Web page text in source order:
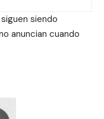
siendo
anuncian cuando